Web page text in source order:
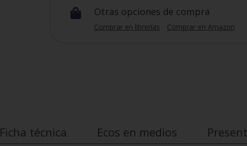
 Otras opciones de compra
Comprar en librerías Comprar en Amazon
Ficha técnica Ecos en medios